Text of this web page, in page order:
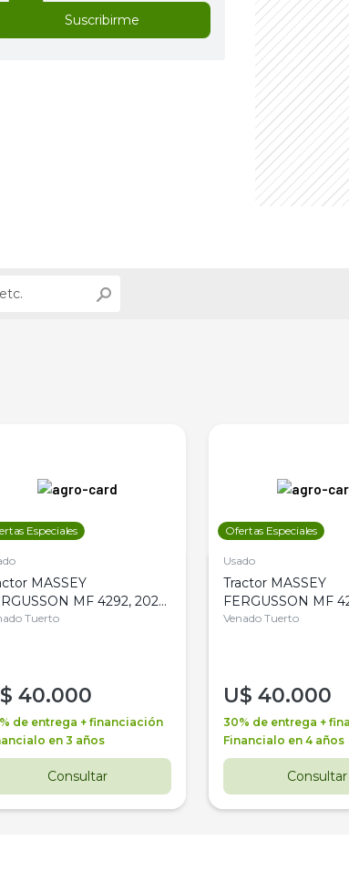
Suscribirme
Especiales
MASSEY
MF 4292, 2020,
PATON
Tuerto
40.000
de entrega + financiación
en 3 años
Consultar
Ofertas Especiales
Usado
Tractor MASSEY
FERGUSSON MF
4WD, PATON
Venado Tuerto
U$ 40.000
30% de entrega +
Financialo en 4 años
Consultar